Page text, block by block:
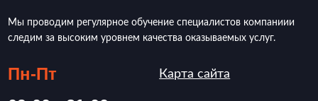
Мы проводим регулярное обучение специалистов компаниии
следим за высоким уровнем качества оказываемых услуг.
Пн-Пт
Карта сайта